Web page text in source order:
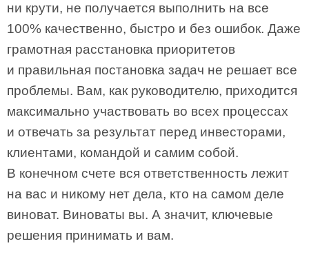
ни крути, не получается выполнить на все
100% качественно, быстро и без ошибок. Даже
грамотная расстановка приоритетов
и правильная постановка задач не решает все
проблемы. Вам, как руководителю, приходится
максимально участвовать во всех процессах
и отвечать за результат перед инвесторами,
клиентами, командой и самим собой.
В конечном счете вся ответственность лежит
на вас и никому нет дела, кто на самом деле
виноват. Виноваты вы. А значит, ключевые
решения принимать и вам.